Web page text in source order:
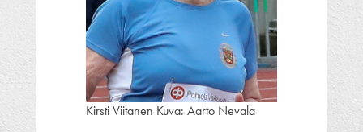
Kirsti Viitanen Kuva: Aarto Nevala